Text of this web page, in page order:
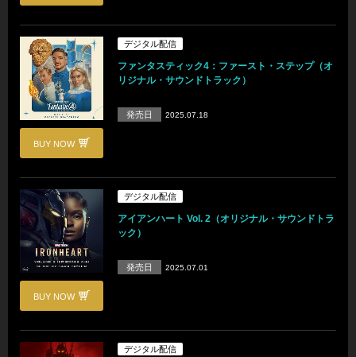
BUY NOW
デジタル配信
ファンタスティック4：ファースト・ステップ（オ
リジナル・サウンドトラック）
発売日 2025.07.18
BUY NOW
デジタル配信
アイアンハート Vol. 2（オリジナル・サウンドトラ
ック）
発売日 2025.07.01
デジタル配信